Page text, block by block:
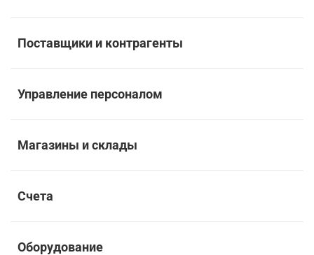
Поставщики и контрагенты
Управление персоналом
Магазины и склады
Счета
Оборудование